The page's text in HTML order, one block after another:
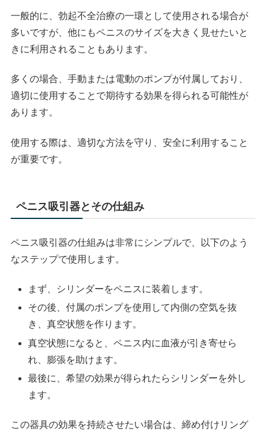
一般的に、勃起不全治療の一環として使用される場合が
多いですが、他にもペニスのサイズを大きく見せたいと
きに利用されることもあります。
多くの場合、手動または電動のポンプが付属しており、
適切に使用することで期待する効果を得られる可能性が
あります。
使用する際は、適切な方法を守り、安全に利用すること
が重要です。
ペニス吸引器とその仕組み
ペニス吸引器の仕組みは非常にシンプルで、以下のよう
なステップで使用します。
まず、シリンダーをペニスに装着します。
その後、付属のポンプを使用して内側の空気を抜
き、真空状態を作ります。
真空状態になると、ペニス内に血液が引き寄せら
れ、膨張を助けます。
最後に、希望の効果が得られたらシリンダーを外し
ます。
この器具の効果を持続させたい場合は、締め付けリング